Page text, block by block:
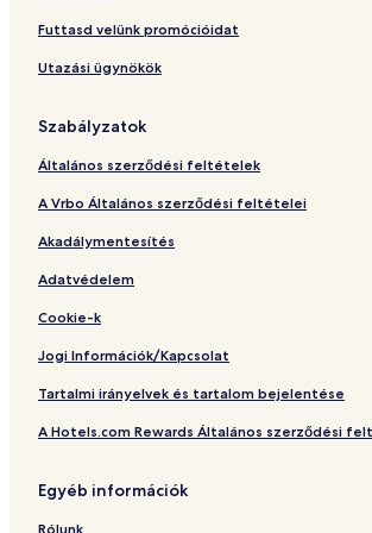
Futtasd velünk promócióidat
Utazási ügynökök
Szabályzatok
Általános szerződési feltételek
A Vrbo Általános szerződési feltételei
Akadálymentesítés
Adatvédelem
Cookie-k
Jogi Információk/Kapcsolat
Tartalmi irányelvek és tartalom bejelentése
A Hotels.com Rewards Általános szerződési
Egyéb információk
Rólunk